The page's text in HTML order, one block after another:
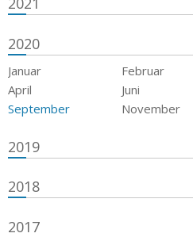
2020
Januar Februar
April
Juni
September
November
2019
2018
2017